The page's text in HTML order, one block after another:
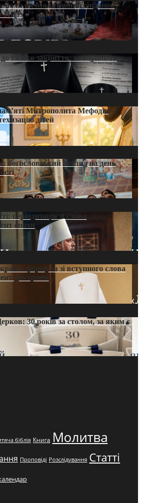
як Молитовний сніданок
в ПЦУ
тихого закриття: хто зупинив
Митрополита Мефодія
дітей
богословський погляд на день
періодизація зі слова
епохи
формула зі вступного слова
доктрини
30 років за столом, за яким є
біблія Книга Молитва
Проповіді Розслідування Статті